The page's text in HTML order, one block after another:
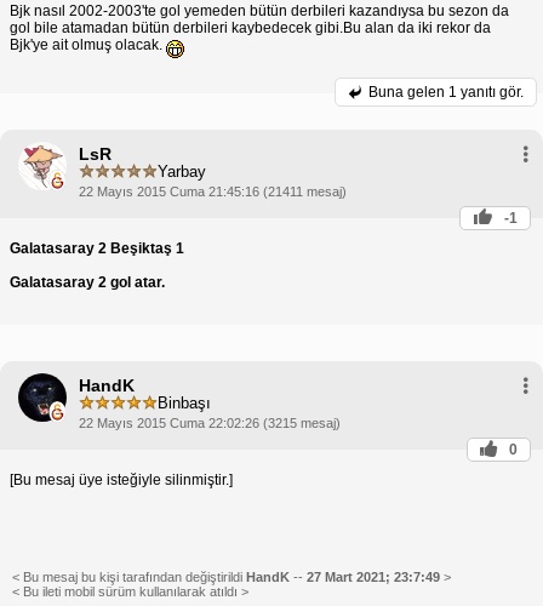
Bjk nasıl 2002-2003'te gol yemeden bütün derbileri kazandıysa bu sezon da
gol bile atamadan bütün derbileri kaybedecek gibi.Bu alan da iki rekor da
Bjk'ye ait olmuş olacak.
Buna gelen 1 yanıtı gör.
LsR
Yarbay
22 Mayıs 2015 Cuma 21:45:16 (21411 mesaj)
-1
Galatasaray 2 Beşiktaş 1
Galatasaray 2 gol atar.
HandK
Binbaşı
22 Mayıs 2015 Cuma 22:02:26 (3215 mesaj)
0
[Bu mesaj üye isteğiyle silinmiştir.]
< Bu mesaj bu kişi tarafından değiştirildi HandK -- 27 Mart 2021; 23:7:49 >
< Bu ileti mobil sürüm kullanılarak atıldı >